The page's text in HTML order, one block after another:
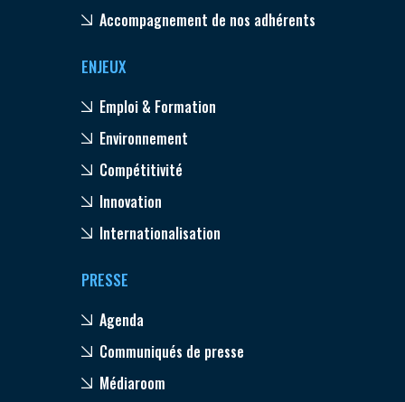
Accompagnement de nos adhérents
ENJEUX
Emploi & Formation
Environnement
Compétitivité
Innovation
Internationalisation
PRESSE
Agenda
Communiqués de presse
Médiaroom